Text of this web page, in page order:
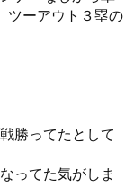
ツーアウト３塁の
勝ってたとして
ってた気がしま